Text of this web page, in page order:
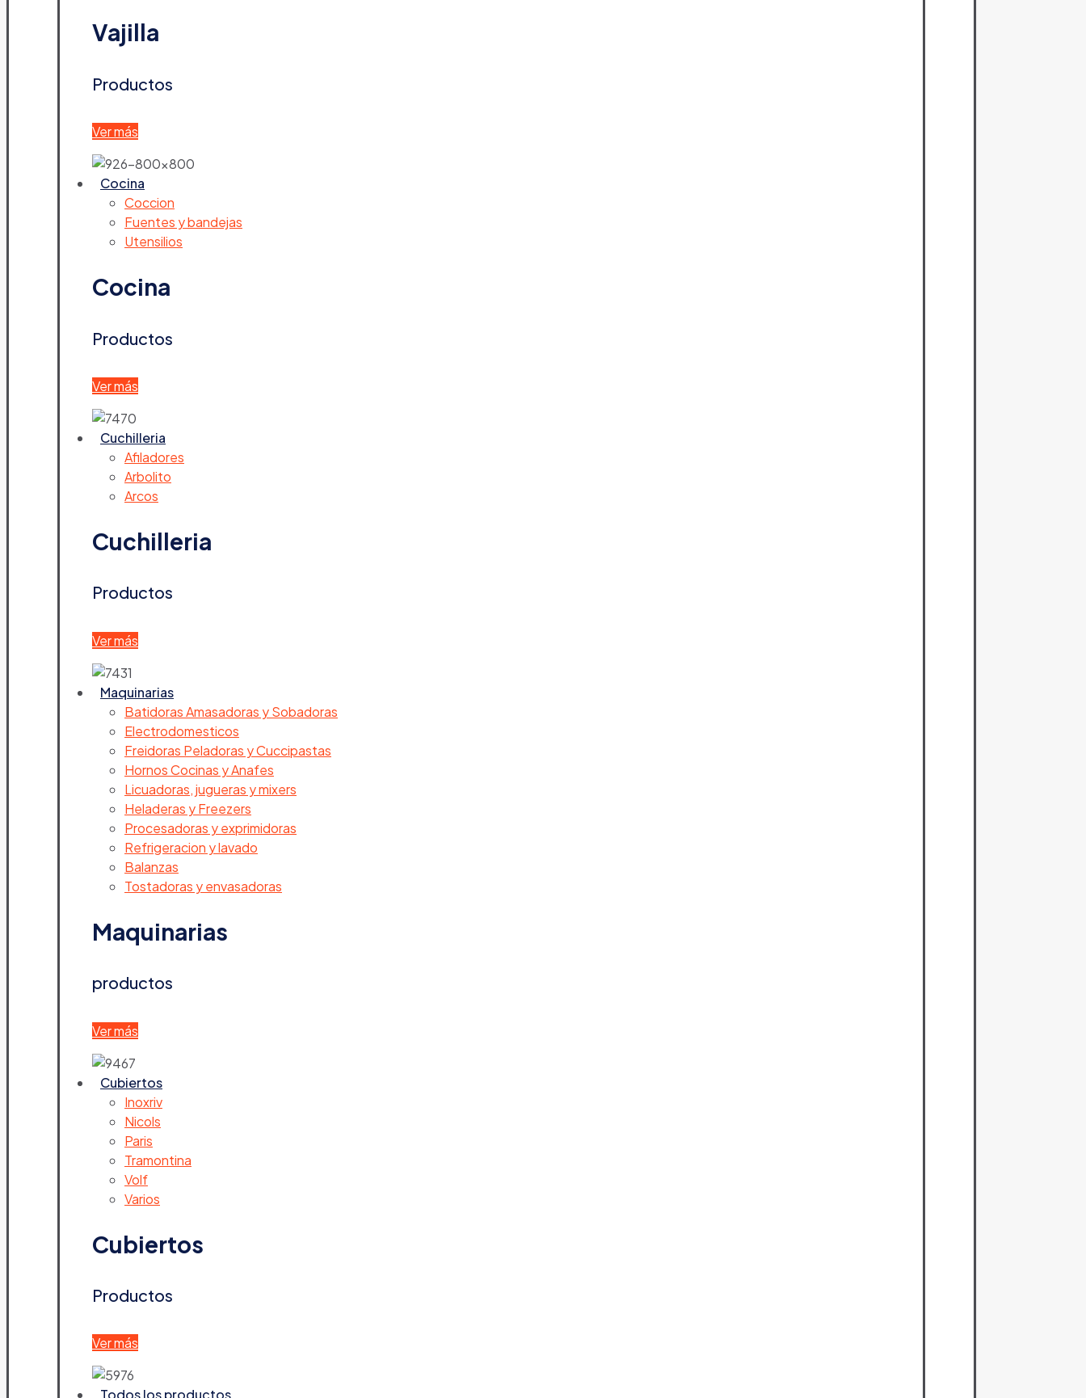
Vajilla
Productos
Ver más
Cocina
Coccion
Fuentes y bandejas
Utensilios
Cocina
Productos
Ver más
Cuchilleria
Afiladores
Arbolito
Arcos
Cuchilleria
Productos
Ver más
Maquinarias
Batidoras Amasadoras y Sobadoras
Electrodomesticos
Freidoras Peladoras y Cuccipastas
Hornos Cocinas y Anafes
Licuadoras, jugueras y mixers
Heladeras y Freezers
Procesadoras y exprimidoras
Refrigeracion y lavado
Balanzas
Tostadoras y envasadoras
Maquinarias
productos
Ver más
Cubiertos
Inoxriv
Nicols
Paris
Tramontina
Volf
Varios
Cubiertos
Productos
Ver más